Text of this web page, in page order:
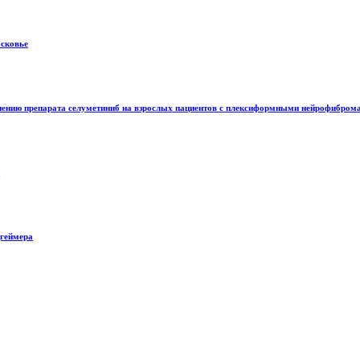
препарата селуметиниб на взрослых пациентов с плексиформными